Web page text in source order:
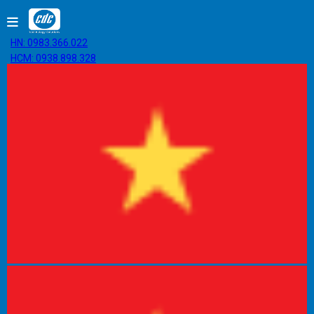
HN: 0983.366.022
HCM: 0938.898.328